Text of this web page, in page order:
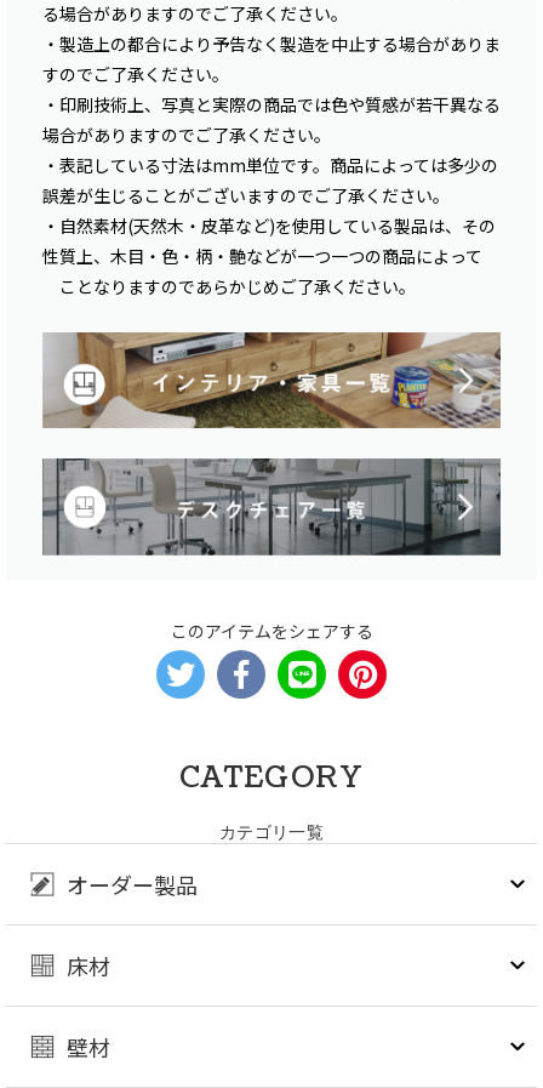
る場合がありますのでご了承ください。
・製造上の都合により予告なく製造を中止する場合がありま
すのでご了承ください。
・印刷技術上、写真と実際の商品では色や質感が若干異なる
場合がありますのでご了承ください。
・表記している寸法はmm単位です。商品によっては多少の
誤差が生じることがございますのでご了承ください。
・自然素材(天然木・皮革など)を使用している製品は、その
性質上、木目・色・柄・艶などが一つ一つの商品によって
ことなりますのであらかじめご了承ください。
このアイテムをシェアする
CATEGORY
カテゴリ一覧
オーダー製品
床材
壁材